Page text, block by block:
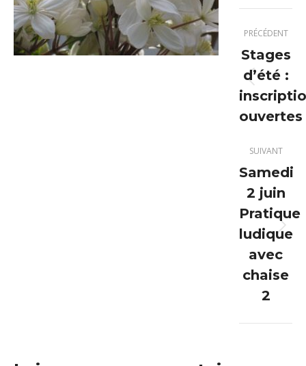
Navigation
article
PRÉCÉDENT
Article
:
Stages
d’été :
ouvertes
SUIVANT
Article
suivant
Samedi
2 juin
Pratique
ludique
avec
chaise
2